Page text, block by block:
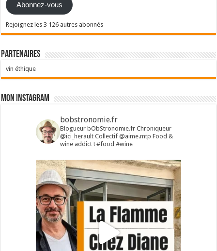
Abonnez-vous
Rejoignez les 3 126 autres abonnés
Partenaires
vin éthique
Mon Instagram
bobstronomie.fr
Blogueur bObStronomie.fr Chroniqueur
@ici_heraultCollectif @aime.mtp Food &
wine addict !#food #wine